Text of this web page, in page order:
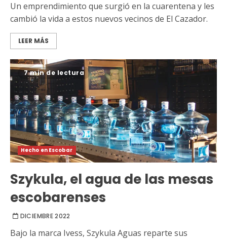
Un emprendimiento que surgió en la cuarentena y les
cambió la vida a estos nuevos vecinos de El Cazador.
LEER MÁS
7 min de lectura
Hecho en Escobar
Szykula, el agua de las mesas
escobarenses
DICIEMBRE 2022
Bajo la marca Ivess, Szykula Aguas reparte sus